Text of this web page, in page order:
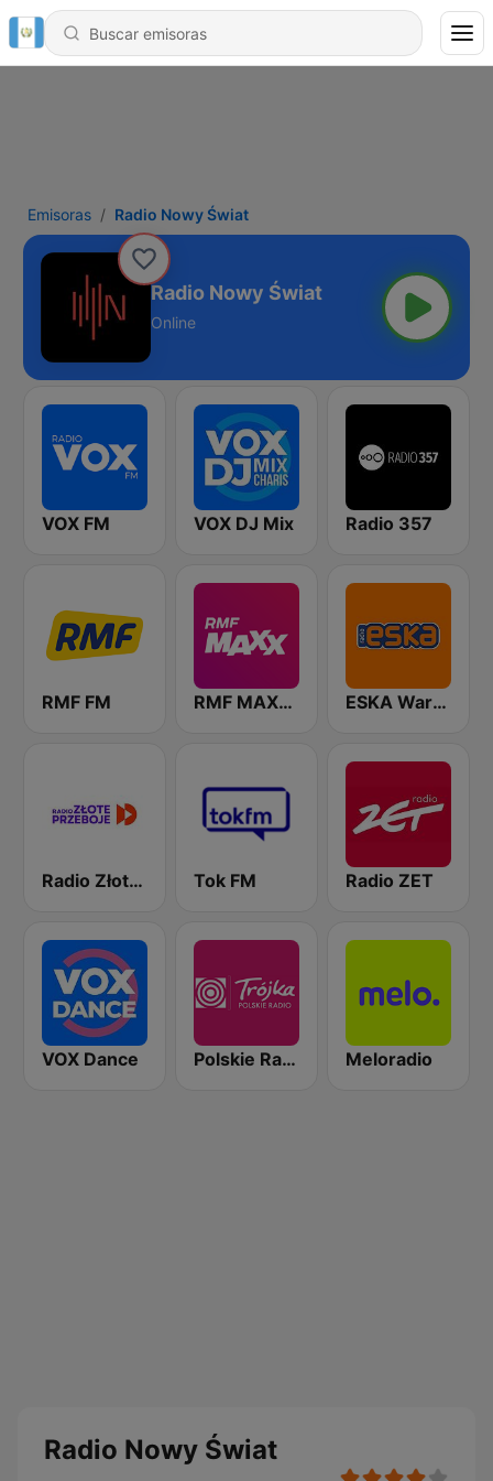
Emisoras Radio Nowy Świat
Radio Nowy Świat
Online
VOX FM VOX DJ Mix Radio 357
RMF FM RMF MAXXX ESKA Warszawa
Radio Złote Przeboje Tok FM Radio ZET
VOX Dance Polskie Radio Program III (PR3) Trójka Meloradio
Radio Nowy Świat